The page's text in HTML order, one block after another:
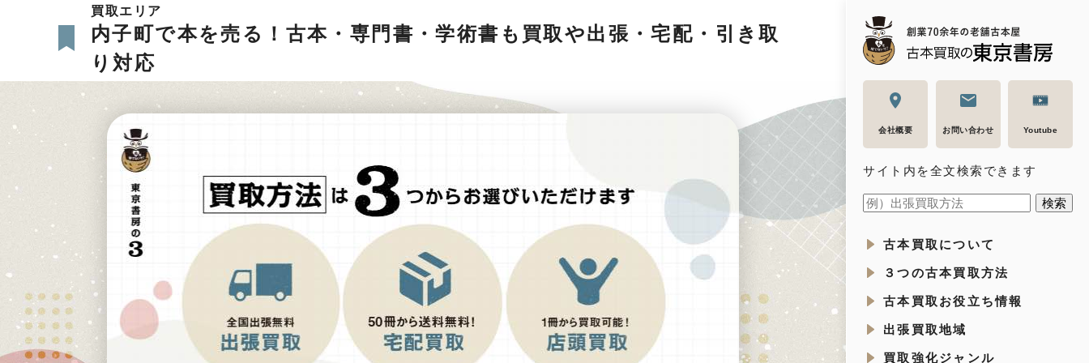
会社概要 お問い合わせ Youtube
サイト内を全文検索できます
古本買取について
３つの古本買取方法
古本買取お役立ち情報
出張買取地域
買取強化ジャンル
買取エリア
内子町で本を売る！古本・専門書・学術書も買取や出張・宅配・引き取
り対応